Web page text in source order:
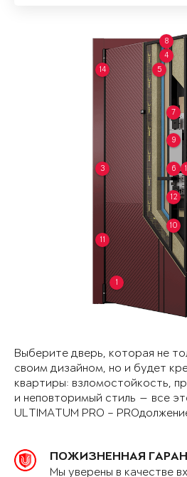
1
3
4
5
6
7
8
9
10
11
12
14
Выберите дверь, которая не
своим дизайном, но и будет
квартиры: взломостойкость,
и неповторимый стиль — все
ULTIMATUM PRO –
ПОЖИЗНЕННАЯ
Мы уверены в качестве